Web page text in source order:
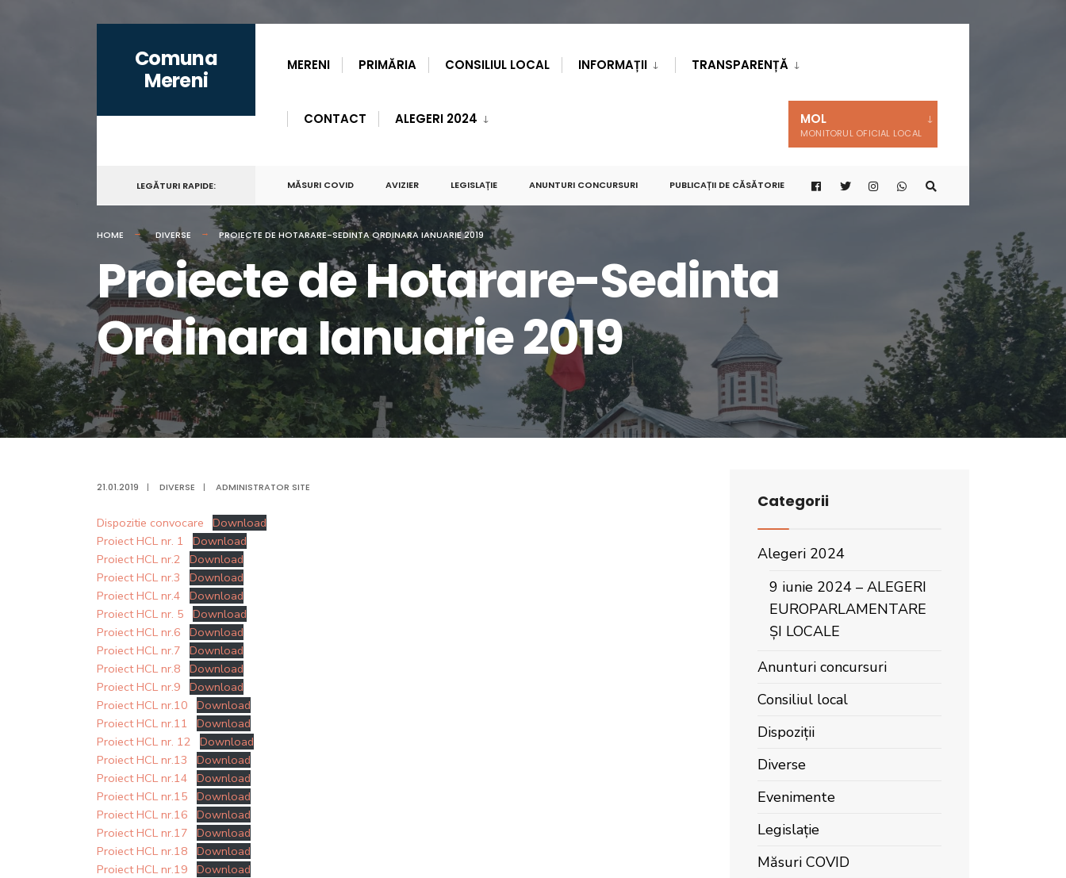
content
Comuna
Mereni
MERENI PRIMĂRIA CONSILIUL LOCAL INFORMAȚII TRANSPARENȚĂ
MOL
MONITORUL OFICIAL LOCAL
CONTACT ALEGERI 2024
LEGĂTURI RAPIDE: MĂSURI COVID AVIZIER LEGISLAȚIE ANUNTURI CONCURSURI PUBLICAȚII DE CĂSĂTORIE
HOME DIVERSE PROIECTE DE HOTARARE-SEDINTA ORDINARA IANUARIE 2019
Proiecte de Hotarare-Sedinta
Ordinara Ianuarie 2019
21.01.2019 | DIVERSE | ADMINISTRATOR SITE
Dispozitie convocare Download
Proiect HCL nr. 1 Download
Proiect HCL nr.2 Download
Proiect HCL nr.3
Download
Proiect HCL nr.4 Download
Proiect HCL nr. 5 Download
Proiect HCL nr.6 Download
Proiect HCL nr.7 Download
Proiect HCL nr.8 Download
Proiect HCL nr.9 Download
Proiect HCL nr.10 Download
Proiect HCL nr.11 Download
Proiect HCL nr. 12 Download
Proiect HCL nr.13
Download
Proiect HCL nr.14 Download
Proiect HCL nr.15 Download
Proiect HCL nr.16 Download
Proiect HCL nr.17 Download
Proiect HCL nr.18 Download
Proiect HCL nr.19 Download
Categorii
Alegeri 2024
9 iunie 2024 – ALEGERI
EUROPARLAMENTARE
ȘI LOCALE
Anunturi concursuri
Consiliul local
Dispoziții
Diverse
Evenimente
Legislație
Măsuri COVID